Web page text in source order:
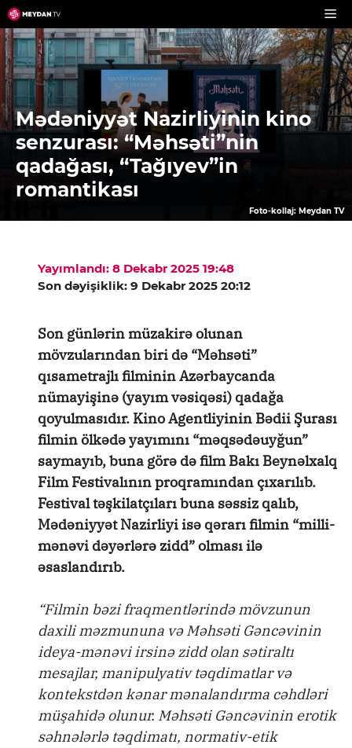
Skip
to
content
Mədəniyyət Nazirliyinin kino
senzurası: “Məhsəti”nin
qadağası, “Tağıyev”in
romantikası
Foto-kollaj: Meydan TV
Yayımlandı: 8 Dekabr 2025 19:48
Son dəyişiklik: 9 Dekabr 2025 20:12
Son günlərin müzakirə olunan
mövzularından biri də “Məhsəti”
qısametrajlı filminin Azərbaycanda
nümayişinə (yayım vəsiqəsi) qadağa
qoyulmasıdır. Kino Agentliyinin Bədii Şurası
filmin ölkədə yayımını “məqsədəuyğun”
saymayıb, buna görə də film Bakı Beynəlxalq
Film Festivalının proqramından çıxarılıb.
Festival təşkilatçıları buna səssiz qalıb,
Mədəniyyət Nazirliyi isə qərarı filmin “milli-
mənəvi dəyərlərə zidd” olması ilə
əsaslandırıb.
“Filmin bəzi fraqmentlərində mövzunun
daxili məzmununa və Məhsəti Gəncəvinin
ideya-mənəvi irsinə zidd olan sətiraltı
mesajlar, manipulyativ təqdimatlar və
kontekstdən kənar mənalandırma cəhdləri
müşahidə olunur. Məhsəti Gəncəvinin erotik
səhnələrlə təqdimatı, normativ-etik